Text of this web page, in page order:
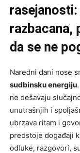
rasejanosti:
razbacana,
da se ne
Naredni dani nose
sudbinsku energiju
ne dešavaju
unutrašnjih i
ubrzava ritam i
predstoje događaji
odluke, razgovori,